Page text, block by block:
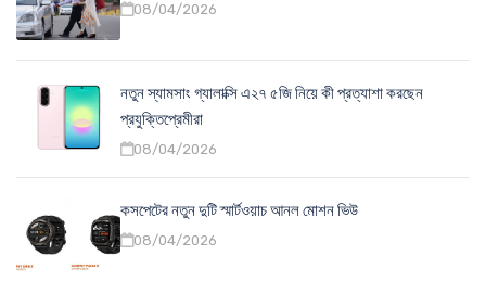
08/04/2026
নতুন স্যামসাং গ্যালাক্সি এ২৭ ৫জি নিয়ে কী প্রত্যাশা করছেন
প্রযুক্তিপ্রেমীরা
08/04/2026
কসপেটের নতুন দুটি স্মার্টওয়াচ আনল মোশন ভিউ
08/04/2026